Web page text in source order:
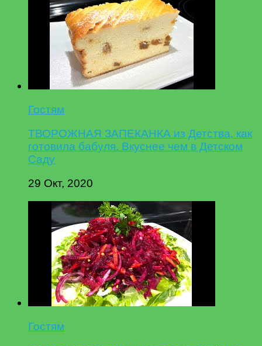
Гостям
ТВОРОЖНАЯ ЗАПЕКАНКА из Детства, как
готовила бабуля. Вкуснее чем в Детском
Саду
29 Окт, 2020
Гостям